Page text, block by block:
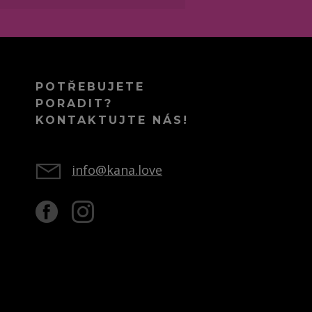
POTŘEBUJETE
PORADIT?
KONTAKTUJTE NÁS!
info@kana.love